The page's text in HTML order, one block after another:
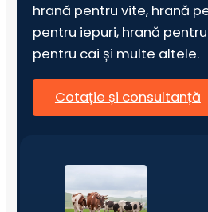
hrană pentru vite, hrană
pentru iepuri, hrană
pentru cai și multe altele.
Cotație și consultanță